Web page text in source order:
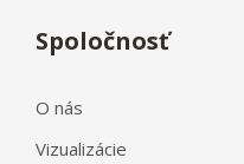
Spoločnosť
O nás
Vizualizácie